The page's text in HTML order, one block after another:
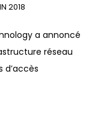
2018
a annoncé
réseau
d’accès